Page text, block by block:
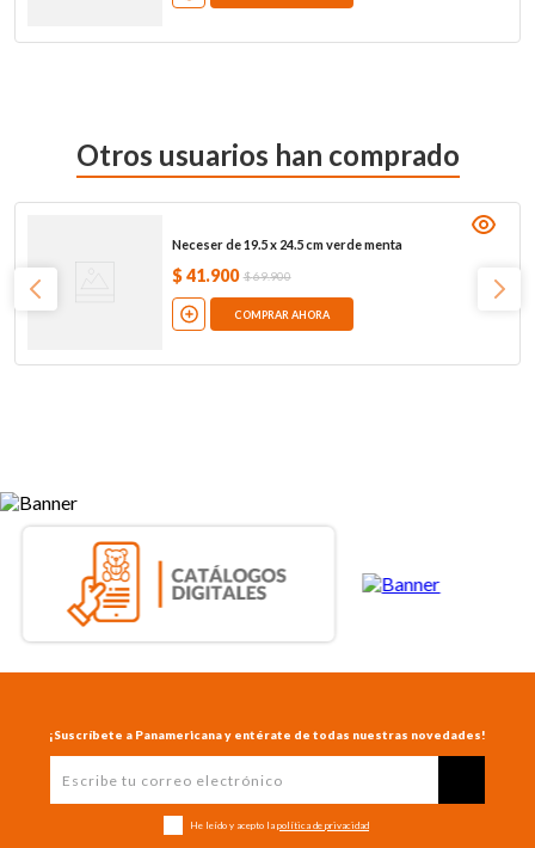
Otros usuarios han comprado
Neceser de 19.5 x 24.5 cm verde menta
$ 41.900 $69.900
COMPRAR AHORA
¡Suscríbete a Panamericana y entérate de todas nuestras novedades!
He leído y acepto la política de privacidad